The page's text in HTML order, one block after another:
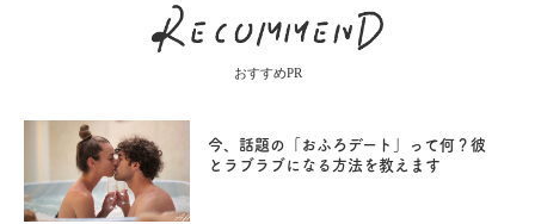
おすすめPR
今、話題の「おふろデート」って何？彼
とラブラブになる方法を教えます